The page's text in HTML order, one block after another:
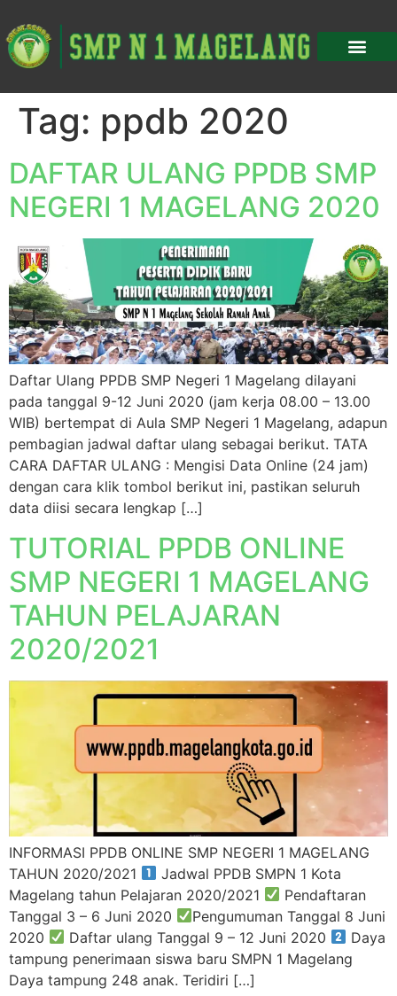
Tag: ppdb 2020
DAFTAR ULANG PPDB SMP
NEGERI 1 MAGELANG 2020
Daftar Ulang PPDB SMP Negeri 1 Magelang dilayani
pada tanggal 9-12 Juni 2020 (jam kerja 08.00 – 13.00
WIB) bertempat di Aula SMP Negeri 1 Magelang, adapun
pembagian jadwal daftar ulang sebagai berikut. TATA
CARA DAFTAR ULANG : Mengisi Data Online (24 jam)
dengan cara klik tombol berikut ini, pastikan seluruh
data diisi secara lengkap […]
TUTORIAL PPDB ONLINE
SMP NEGERI 1 MAGELANG
TAHUN PELAJARAN
2020/2021
INFORMASI PPDB ONLINE SMP NEGERI 1 MAGELANG
TAHUN 2020/2021
Jadwal PPDB SMPN 1 Kota
Magelang tahun Pelajaran 2020/2021
Pendaftaran
Tanggal 3 – 6 Juni 2020
Pengumuman Tanggal 8 Juni
2020
Daftar ulang Tanggal 9 – 12 Juni 2020
Daya
tampung penerimaan siswa baru SMPN 1 Magelang
Daya tampung 248 anak. Teridiri […]